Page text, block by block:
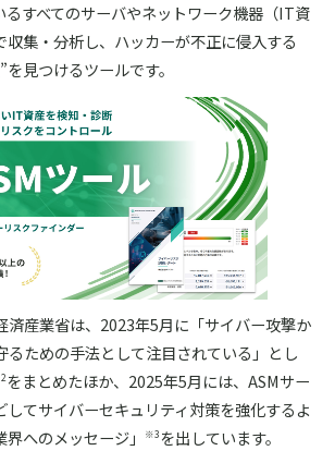
るすべてのサーバやネットワーク機器（IT資
収集・分析し、ハッカーが不正に侵入する
見つけるツールです。
済産業省は、2023年5月に「サイバー攻撃か
るための手法として注目されている」とし
をまとめたほか、2025年5月には、ASMサー
してサイバーセキュリティ対策を強化するよ
へのメッセージ」
※3 を出しています。